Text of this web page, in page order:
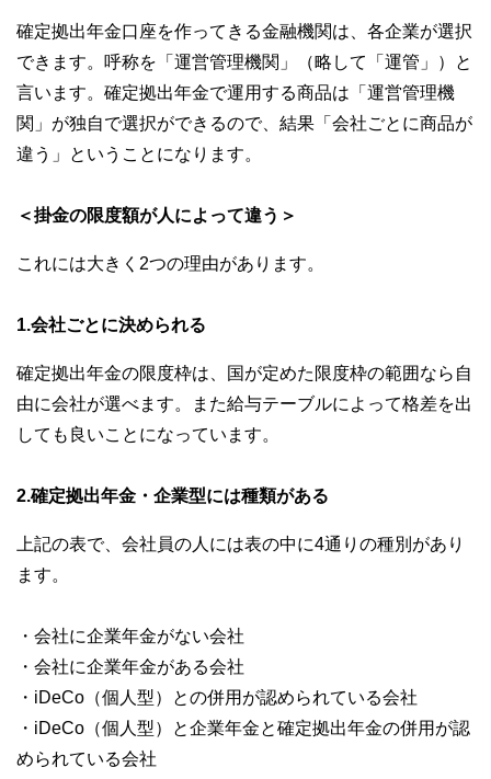
確定拠出年金口座を作ってきる金融機関は、各企業が選択
できます。呼称を「運営管理機関」（略して「運管」）と
言います。確定拠出年金で運用する商品は「運営管理機
関」が独自で選択ができるので、結果「会社ごとに商品が
違う」ということになります。
＜掛金の限度額が人によって違う＞
これには大きく2つの理由があります。
1.会社ごとに決められる
確定拠出年金の限度枠は、国が定めた限度枠の範囲なら自
由に会社が選べます。また給与テーブルによって格差を出
しても良いことになっています。
2.確定拠出年金・企業型には種類がある
上記の表で、会社員の人には表の中に4通りの種別があり
ます。
・会社に企業年金がない会社
・会社に企業年金がある会社
・iDeCo（個人型）との併用が認められている会社
・iDeCo（個人型）と企業年金と確定拠出年金の併用が認
められている会社